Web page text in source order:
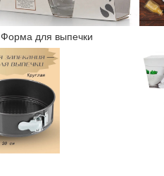
Форма для выпечки